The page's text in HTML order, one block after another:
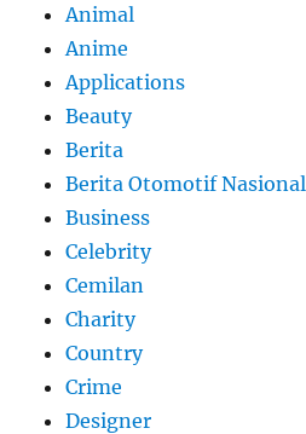
Animal
Anime
Applications
Beauty
Berita
Berita Otomotif Nasional
Business
Celebrity
Cemilan
Charity
Country
Crime
Designer